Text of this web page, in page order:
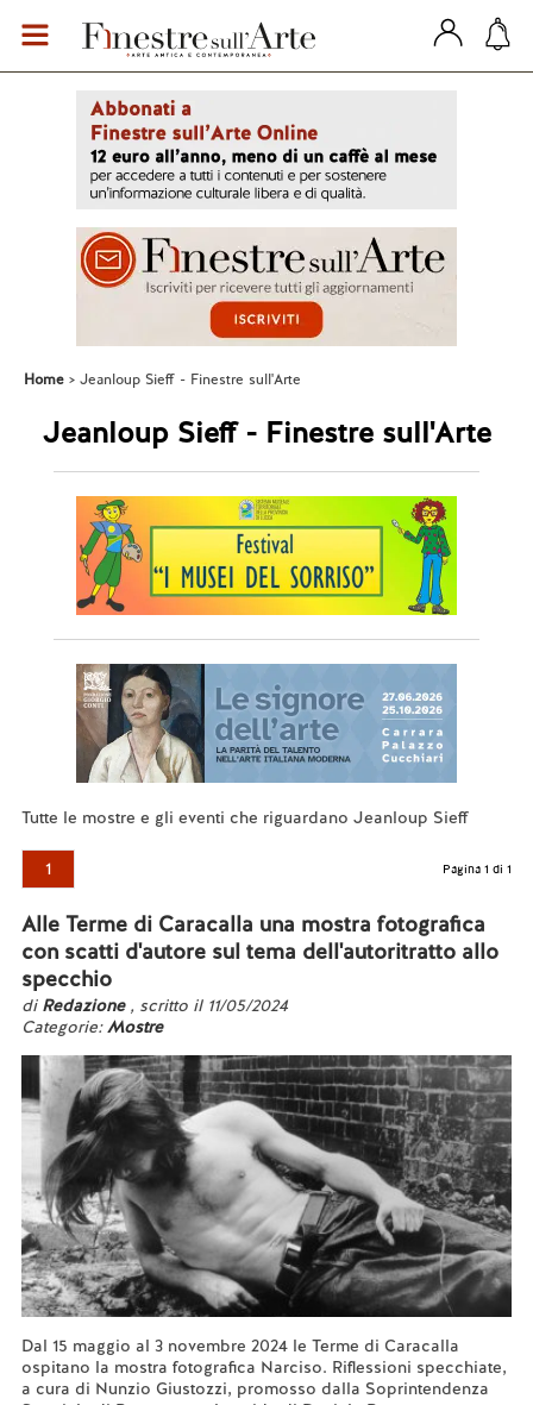
Home Jeanloup Sieff - Finestre sull'Arte
Jeanloup Sieff - Finestre sull'Arte
Tutte le mostre e gli eventi che riguardano Jeanloup Sieff
1 Pagina 1 di 1
Alle Terme di Caracalla una mostra fotografica
con scatti d'autore sul tema dell'autoritratto allo
specchio
di Redazione , scritto il 11/05/2024
Categorie:Mostre
Dal 15 maggio al 3 novembre 2024 le Terme di Caracalla
ospitano la mostra fotografica Narciso. Riflessioni specchiate,
a cura di Nunzio Giustozzi, promosso dalla Soprintendenza